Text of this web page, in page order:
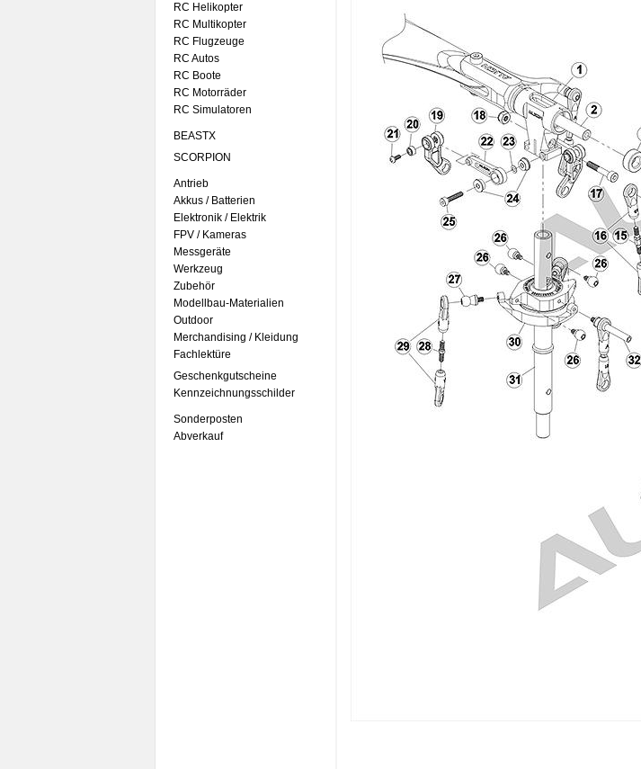
RC Helikopter
RC Multikopter
RC Flugzeuge
RC Autos
RC Boote
RC Motorräder
RC Simulatoren
BEASTX
SCORPION
Antrieb
Akkus / Batterien
Elektronik / Elektrik
FPV / Kameras
Messgeräte
Werkzeug
Zubehör
Modellbau-Materialien
Outdoor
Merchandising / Kleidung
Fachlektüre
Geschenkgutscheine
Kennzeichnungsschilder
Sonderposten
Abverkauf